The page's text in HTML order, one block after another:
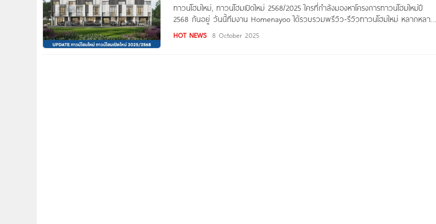
ทาวน์โฮมใหม่, ทาวน์โฮมเปิดใหม่ 2568/2025 ใครที่กำลังมองหาโครงการทาวน์โฮมใหม่ปี
2568 กันอยู่ วันนี้ทีมงาน Homenayoo ได้รวบรวมพรีวิว-รีวิวทาวน์โฮมใหม่ หลากหลาย
ทำเล ทั้งในกรุงเทพฯ, ปริมณฑล และ หัวเมืองใหญ่ เอาไว้ให้ศึกษาข้อมูลเบื้องต้น ก่อนตัดสิน
ใจซื้อกัน เพื่อน ๆ สามารถเลือกดูรายละเอียดโครงการต่าง ๆ ได้ Link ด้านล่างได้เลยค่ะ
HOT NEWS 8 October 2025